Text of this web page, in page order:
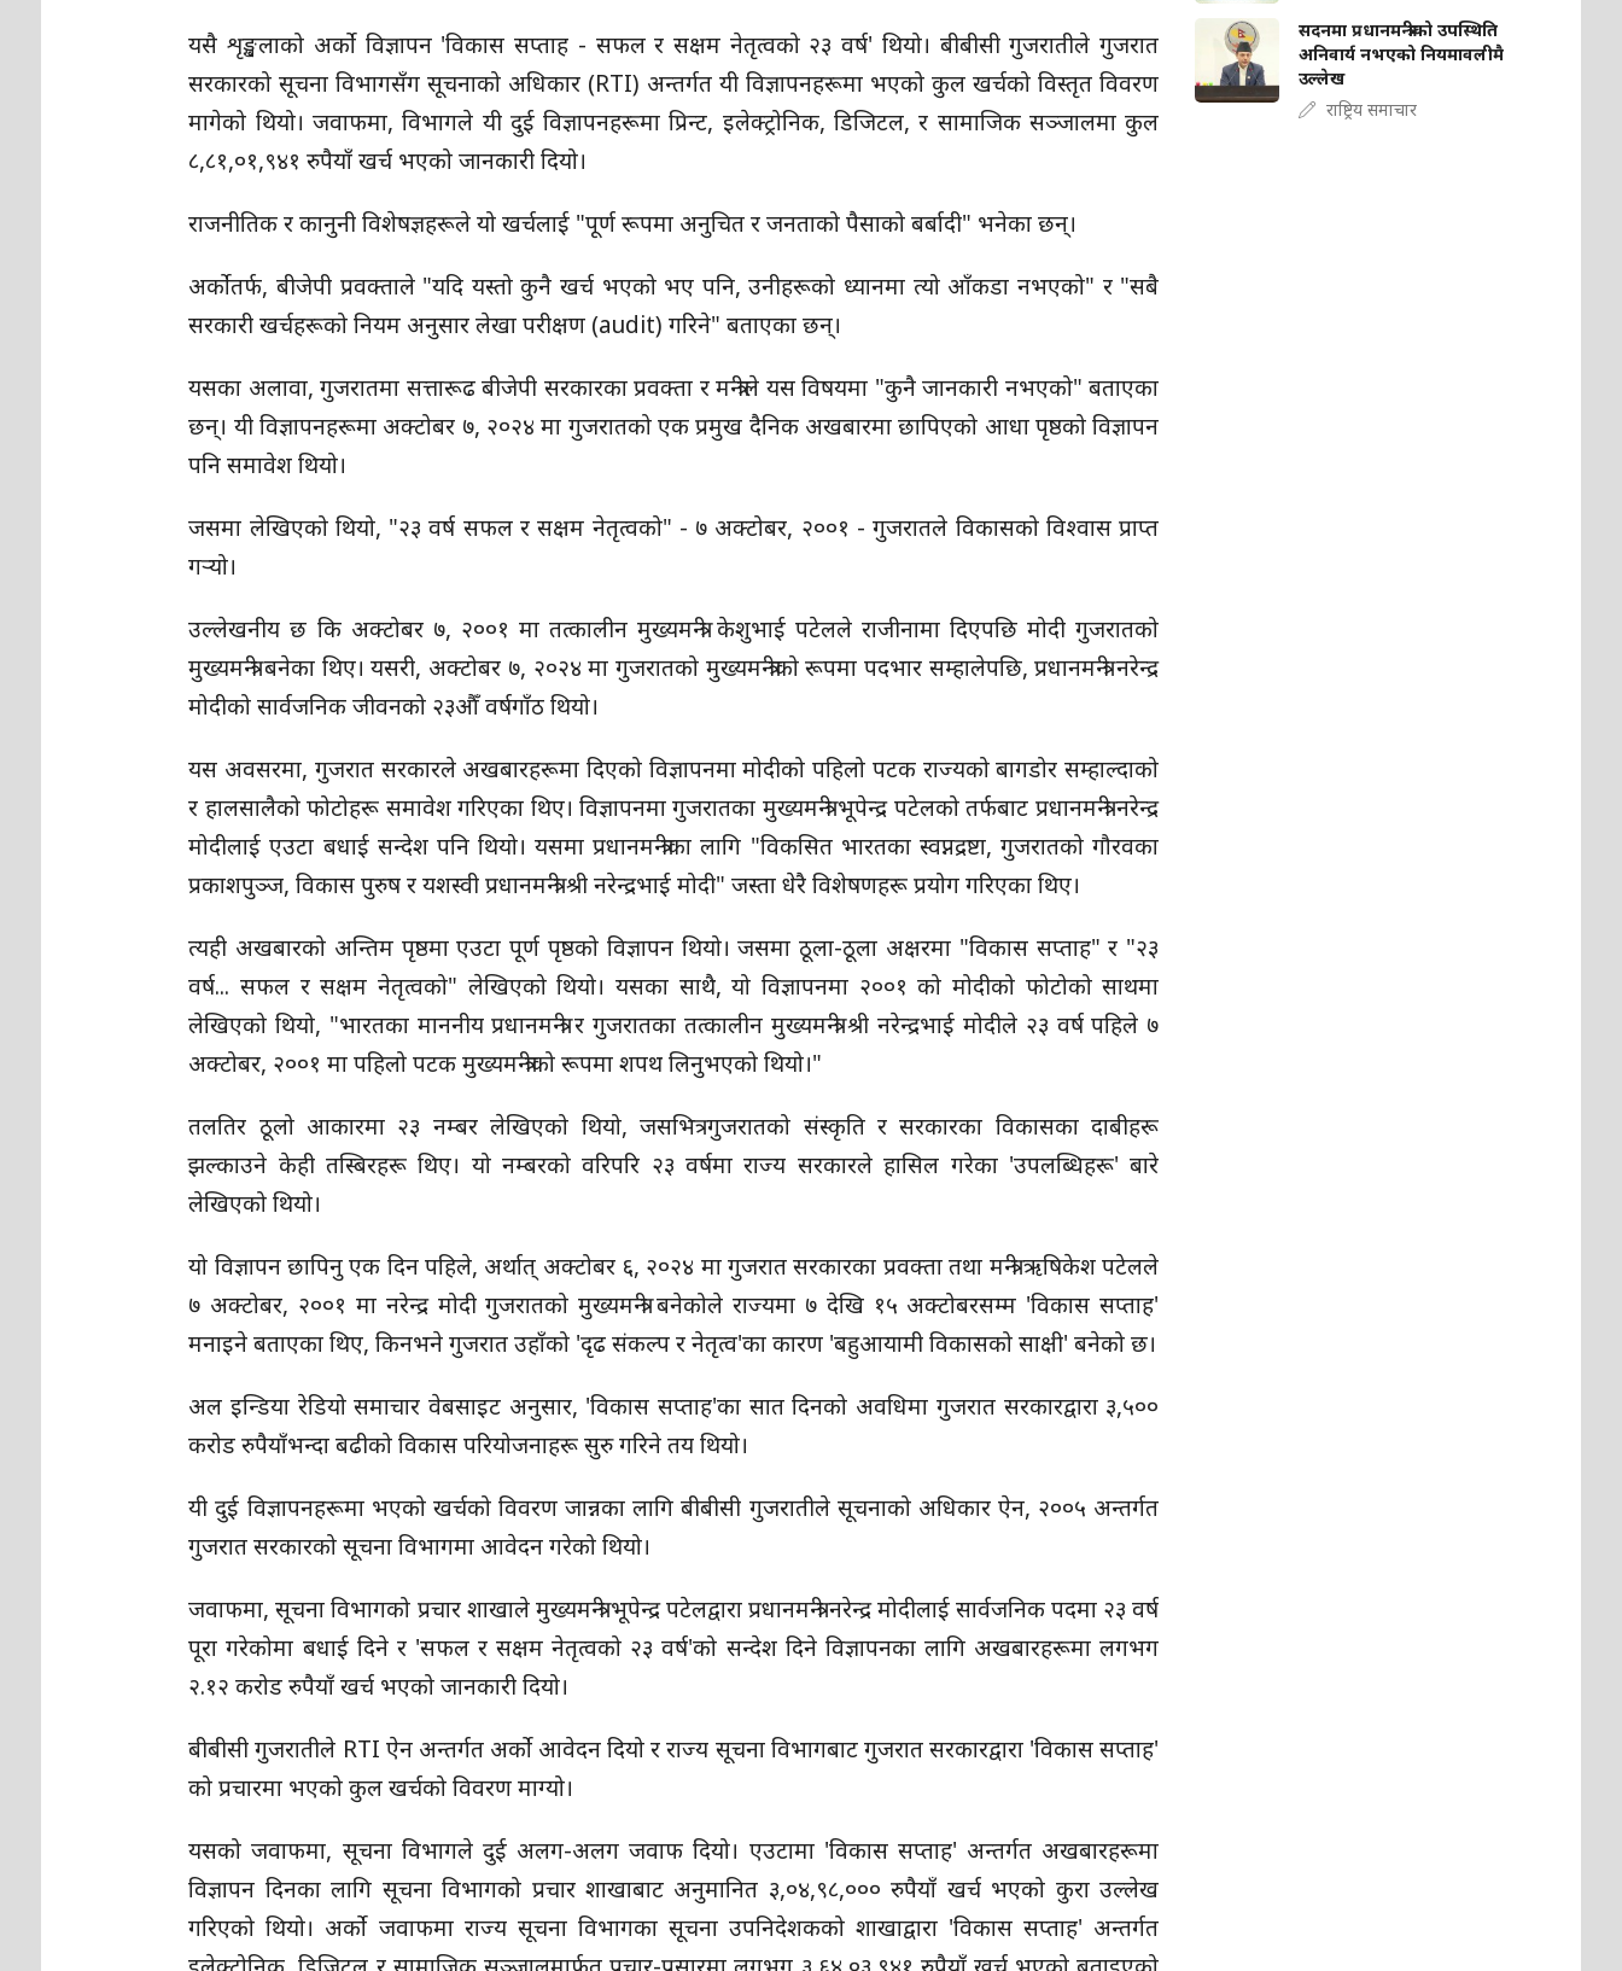
यसै शृङ्खलाको अर्को विज्ञापन 'विकास सप्ताह - सफल र सक्षम नेतृत्वको २३ वर्ष' थियो। बीबीसी गुजरातीले गुजरात
सरकारको सूचना विभागसँग सूचनाको अधिकार (RTI) अन्तर्गत यी विज्ञापनहरूमा भएको कुल खर्चको विस्तृत विवरण
मागेको थियो। जवाफमा, विभागले यी दुई विज्ञापनहरूमा प्रिन्ट, इलेक्ट्रोनिक, डिजिटल, र सामाजिक सञ्जालमा कुल
८,८१,०१,९४१ रुपैयाँ खर्च भएको जानकारी दियो।
राजनीतिक र कानुनी विशेषज्ञहरूले यो खर्चलाई "पूर्ण रूपमा अनुचित र जनताको पैसाको बर्बादी" भनेका छन्।
अर्कोतर्फ, बीजेपी प्रवक्ताले "यदि यस्तो कुनै खर्च भएको भए पनि, उनीहरूको ध्यानमा त्यो आँकडा नभएको" र "सबै
सरकारी खर्चहरूको नियम अनुसार लेखा परीक्षण (audit) गरिने" बताएका छन्।
यसका अलावा, गुजरातमा सत्तारूढ बीजेपी सरकारका प्रवक्ता र मन्त्रीले यस विषयमा "कुनै जानकारी नभएको" बताएका
छन्। यी विज्ञापनहरूमा अक्टोबर ७, २०२४ मा गुजरातको एक प्रमुख दैनिक अखबारमा छापिएको आधा पृष्ठको विज्ञापन
पनि समावेश थियो।
जसमा लेखिएको थियो, "२३ वर्ष सफल र सक्षम नेतृत्वको" - ७ अक्टोबर, २००१ - गुजरातले विकासको विश्वास प्राप्त
गर्‍यो।
उल्लेखनीय छ कि अक्टोबर ७, २००१ मा तत्कालीन मुख्यमन्त्री केशुभाई पटेलले राजीनामा दिएपछि मोदी गुजरातको
मुख्यमन्त्री बनेका थिए। यसरी, अक्टोबर ७, २०२४ मा गुजरातको मुख्यमन्त्रीको रूपमा पदभार सम्हालेपछि, प्रधानमन्त्री नरेन्द्र
मोदीको सार्वजनिक जीवनको २३औँ वर्षगाँठ थियो।
यस अवसरमा, गुजरात सरकारले अखबारहरूमा दिएको विज्ञापनमा मोदीको पहिलो पटक राज्यको बागडोर सम्हाल्दाको
र हालसालैको फोटोहरू समावेश गरिएका थिए। विज्ञापनमा गुजरातका मुख्यमन्त्री भूपेन्द्र पटेलको तर्फबाट प्रधानमन्त्री नरेन्द्र
मोदीलाई एउटा बधाई सन्देश पनि थियो। यसमा प्रधानमन्त्रीका लागि "विकसित भारतका स्वप्नद्रष्टा, गुजरातको गौरवका
प्रकाशपुञ्ज, विकास पुरुष र यशस्वी प्रधानमन्त्री श्री नरेन्द्रभाई मोदी" जस्ता धेरै विशेषणहरू प्रयोग गरिएका थिए।
त्यही अखबारको अन्तिम पृष्ठमा एउटा पूर्ण पृष्ठको विज्ञापन थियो। जसमा ठूला-ठूला अक्षरमा "विकास सप्ताह" र "२३
वर्ष... सफल र सक्षम नेतृत्वको" लेखिएको थियो। यसका साथै, यो विज्ञापनमा २००१ को मोदीको फोटोको साथमा
लेखिएको थियो, "भारतका माननीय प्रधानमन्त्री र गुजरातका तत्कालीन मुख्यमन्त्री श्री नरेन्द्रभाई मोदीले २३ वर्ष पहिले ७
अक्टोबर, २००१ मा पहिलो पटक मुख्यमन्त्रीको रूपमा शपथ लिनुभएको थियो।"
तलतिर ठूलो आकारमा २३ नम्बर लेखिएको थियो, जसभित्र गुजरातको संस्कृति र सरकारका विकासका दाबीहरू
झल्काउने केही तस्बिरहरू थिए। यो नम्बरको वरिपरि २३ वर्षमा राज्य सरकारले हासिल गरेका 'उपलब्धिहरू' बारे
लेखिएको थियो।
यो विज्ञापन छापिनु एक दिन पहिले, अर्थात् अक्टोबर ६, २०२४ मा गुजरात सरकारका प्रवक्ता तथा मन्त्री ऋषिकेश पटेलले
७ अक्टोबर, २००१ मा नरेन्द्र मोदी गुजरातको मुख्यमन्त्री बनेकोले राज्यमा ७ देखि १५ अक्टोबरसम्म 'विकास सप्ताह'
मनाइने बताएका थिए, किनभने गुजरात उहाँको 'दृढ संकल्प र नेतृत्व'का कारण 'बहुआयामी विकासको साक्षी' बनेको छ।
अल इन्डिया रेडियो समाचार वेबसाइट अनुसार, 'विकास सप्ताह'का सात दिनको अवधिमा गुजरात सरकारद्वारा ३,५००
करोड रुपैयाँभन्दा बढीको विकास परियोजनाहरू सुरु गरिने तय थियो।
यी दुई विज्ञापनहरूमा भएको खर्चको विवरण जान्नका लागि बीबीसी गुजरातीले सूचनाको अधिकार ऐन, २००५ अन्तर्गत
गुजरात सरकारको सूचना विभागमा आवेदन गरेको थियो।
जवाफमा, सूचना विभागको प्रचार शाखाले मुख्यमन्त्री भूपेन्द्र पटेलद्वारा प्रधानमन्त्री नरेन्द्र मोदीलाई सार्वजनिक पदमा २३ वर्ष
पूरा गरेकोमा बधाई दिने र 'सफल र सक्षम नेतृत्वको २३ वर्ष'को सन्देश दिने विज्ञापनका लागि अखबारहरूमा लगभग
२.१२ करोड रुपैयाँ खर्च भएको जानकारी दियो।
बीबीसी गुजरातीले RTI ऐन अन्तर्गत अर्को आवेदन दियो र राज्य सूचना विभागबाट गुजरात सरकारद्वारा 'विकास सप्ताह'
को प्रचारमा भएको कुल खर्चको विवरण माग्यो।
यसको जवाफमा, सूचना विभागले दुई अलग-अलग जवाफ दियो। एउटामा 'विकास सप्ताह' अन्तर्गत अखबारहरूमा
विज्ञापन दिनका लागि सूचना विभागको प्रचार शाखाबाट अनुमानित ३,०४,९८,००० रुपैयाँ खर्च भएको कुरा उल्लेख
गरिएको थियो। अर्को जवाफमा राज्य सूचना विभागका सूचना उपनिदेशकको शाखाद्वारा 'विकास सप्ताह' अन्तर्गत
सदनमा प्रधानमन्त्रीको उपस्थिति
अनिवार्य नभएको नियमावलीमै
उल्लेख
राष्ट्रिय समाचार